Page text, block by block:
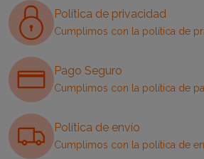
Política de privacidad
Cumplimos con la política de
Pago Seguro
Cumplimos con la política de
Política de envío
Cumplimos con la política de